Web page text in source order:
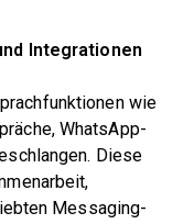
Integrationen
wie
WhatsApp-
Diese
Messaging-